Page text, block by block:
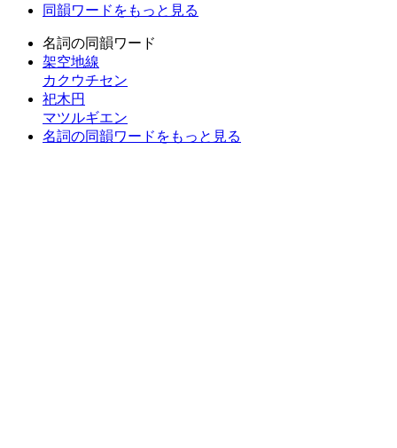
同韻ワードをもっと見る
名詞の同韻ワード
架空地線
カクウチセン
祀木円
マツルギエン
名詞の同韻ワードをもっと見る